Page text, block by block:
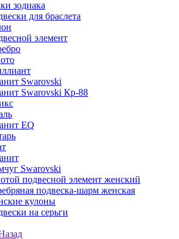
зодиака
для браслета
элемент
Swarovski
Swarovski Кр-88
EQ
Swarovski
подвесной элемент женcкий
подвеска-шарм женская
кулоны
на серьги